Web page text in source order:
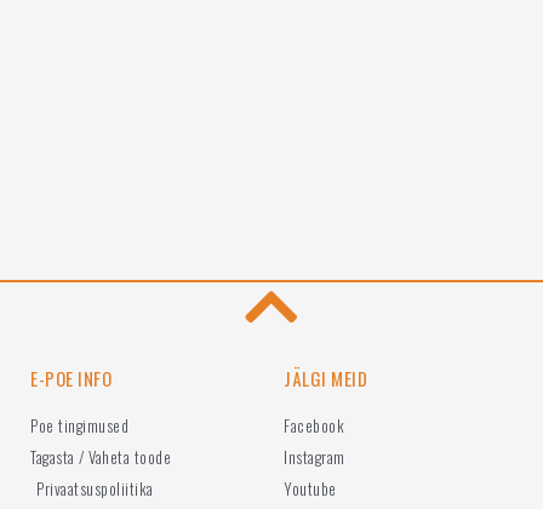
E-POE INFO
Poe tingimused
Tagasta / Vaheta toode
Privaatsuspoliitika
JÄLGI MEID
Facebook
Instagram
Youtube